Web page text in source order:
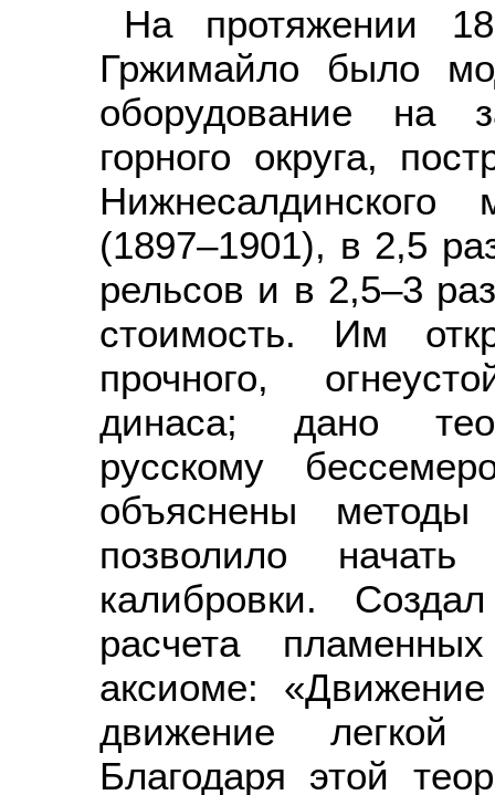
На протяжении
Гржимайло было
оборудование на
горного округа,
Нижнесалдинского
(1897–1901), в 2,5
рельсов и в 2,5–3
стоимость. Им
прочного,
динаса; дано
русскому
объяснены методы
позволило начать
калибровки.
расчета
аксиоме:
движение
Благодаря этой